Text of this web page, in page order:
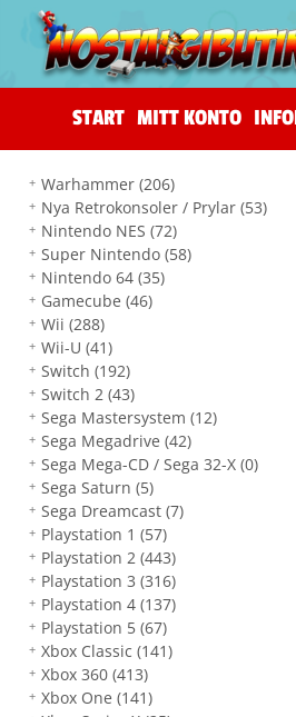
START MITT KONTO
Warhammer(206)
Nya Retrokonsoler / Prylar(53)
Nintendo NES(72)
Super Nintendo(58)
Nintendo 64(35)
Gamecube(46)
Wii(288)
Wii-U(41)
Switch(192)
Switch 2(43)
Sega Mastersystem(12)
Sega Megadrive(42)
Sega Mega-CD / Sega 32-X(0)
Sega Saturn(5)
Sega Dreamcast(7)
Playstation 1(57)
Playstation 2(443)
Playstation 3(316)
Playstation 4(137)
Playstation 5(67)
Xbox Classic(141)
Xbox 360(413)
Xbox One(141)